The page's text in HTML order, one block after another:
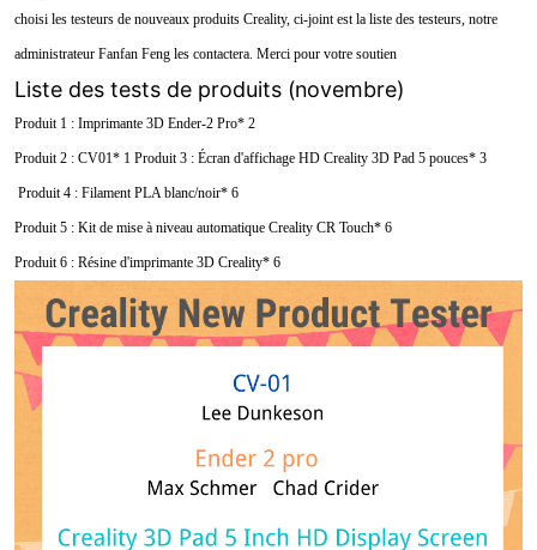
choisi les testeurs de nouveaux produits Creality, ci-joint est la liste des testeurs, notre
administrateur Fanfan Feng les contactera. Merci pour votre soutien
Liste des tests de produits (novembre)
Produit 1 : Imprimante 3D Ender-2 Pro* 2
Produit 2 : CV01* 1 Produit 3 : Écran d'affichage HD Creality 3D Pad 5 pouces* 3
Produit 4 : Filament PLA blanc/noir* 6
Produit 5 : Kit de mise à niveau automatique Creality CR Touch* 6
Produit 6 : Résine d'imprimante 3D Creality* 6